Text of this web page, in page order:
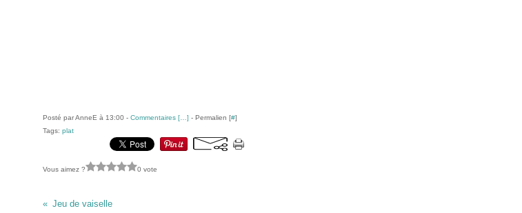
Posté par AnneE à 13:00 - Commentaires [ ] - Permalien [#]
Tags: plat
Vous aimez ? 0 vote
Jeu de vaiselle